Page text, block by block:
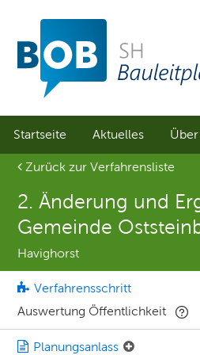
Sprungmenü
Direkt
Hauptnavigation
springen
Direkt
Inhalt
springen
Startseite Aktuelles
Aktuelle Seite
Zurück zur Verfahrensliste
2. Änderung und
Gemeinde
Havighorst
Verfahrensschritt
Auswertung Öffentlichkeit
Planungsanlass